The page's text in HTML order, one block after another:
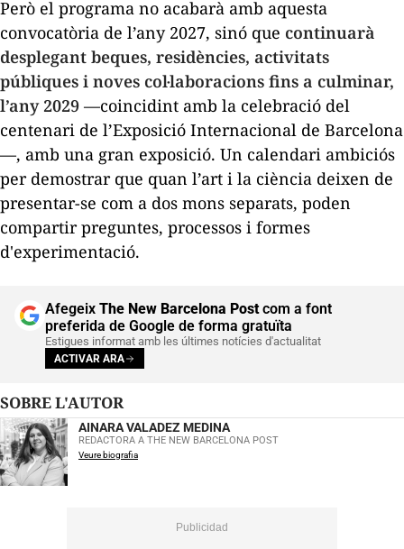
Però el programa no acabarà amb aquesta
convocatòria de l’any 2027, sinó que continuarà
desplegant beques, residències, activitats
públiques i noves col·laboracions fins a culminar,
l’any 2029 —coincidint amb la celebració del
centenari de l’Exposició Internacional de Barcelona
—, amb una gran exposició. Un calendari ambiciós
per demostrar que quan l’art i la ciència deixen de
presentar-se com a dos mons separats, poden
compartir preguntes, processos i formes
d'experimentació.
Afegeix The New Barcelona Postcom a font
preferida de Google de forma gratuïta
Estigues informat amb les últimes notícies d'actualitat
ACTIVAR ARA
SOBRE L'AUTOR
AINARA VALADEZ MEDINA
REDACTORA A THE NEW BARCELONA POST
Veure biografia